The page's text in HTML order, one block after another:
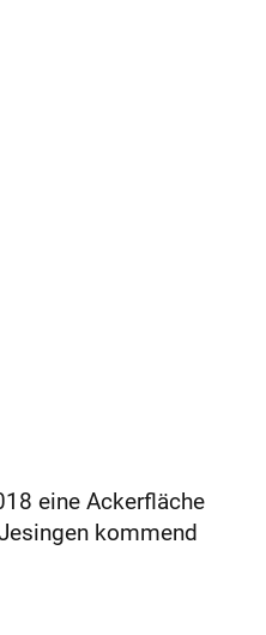
eine Ackerfläche
kommend